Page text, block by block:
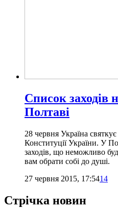
Список заходів
Полтаві
28 червня Україна
Конституції України. У
заходів, що неможливо
вам обрати собі до душі.
27 червня 2015, 17:5414
Стрічка новин